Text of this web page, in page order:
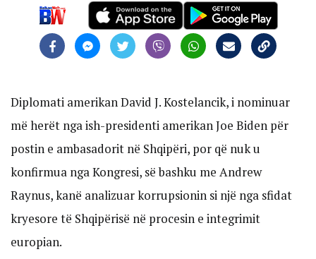
Diplomati amerikan David J. Kostelancik, i nominuar
më herët nga ish-presidenti amerikan Joe Biden për
postin e ambasadorit në Shqipëri, por që nuk u
konfirmua nga Kongresi, së bashku me Andrew
Raynus, kanë analizuar korrupsionin si një nga sfidat
kryesore të Shqipërisë në procesin e integrimit
europian.